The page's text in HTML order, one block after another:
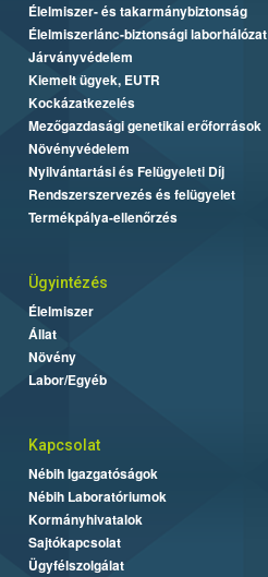
Élelmiszer- és takarmánybiztonság
Élelmiszerlánc-biztonsági laborhálózat
Járványvédelem
Kiemelt ügyek, EUTR
Kockázatkezelés
Mezőgazdasági genetikai erőforrások
Növényvédelem
Nyilvántartási és Felügyeleti Díj
Rendszerszervezés és felügyelet
Termékpálya-ellenőrzés
Ügyintézés
Élelmiszer
Állat
Növény
Labor/Egyéb
Kapcsolat
Nébih Igazgatóságok
Nébih Laboratóriumok
Kormányhivatalok
Sajtókapcsolat
Ügyfélszolgálat